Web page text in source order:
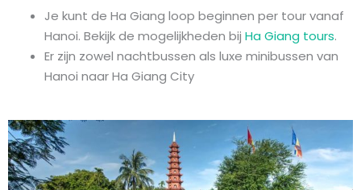
Je kunt de Ha Giang loop beginnen per tour vanaf
Hanoi. Bekijk de mogelijkheden bij Ha Giang tours.
Er zijn zowel nachtbussen als luxe minibussen van
Hanoi naar Ha Giang City